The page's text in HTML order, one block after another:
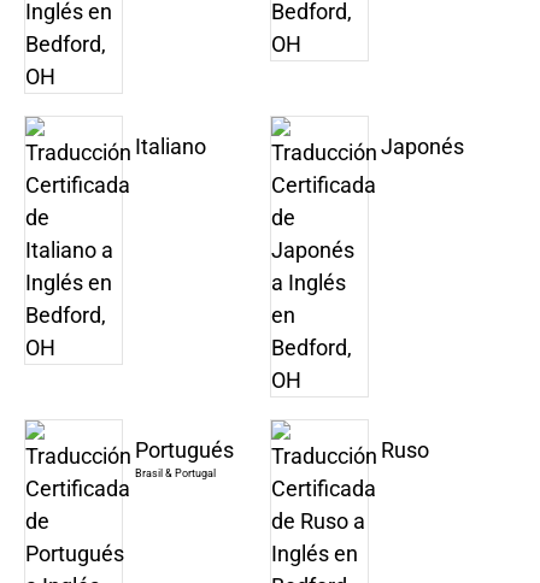
Italiano Japonés
Portugués
Brasil & Portugal
Ruso